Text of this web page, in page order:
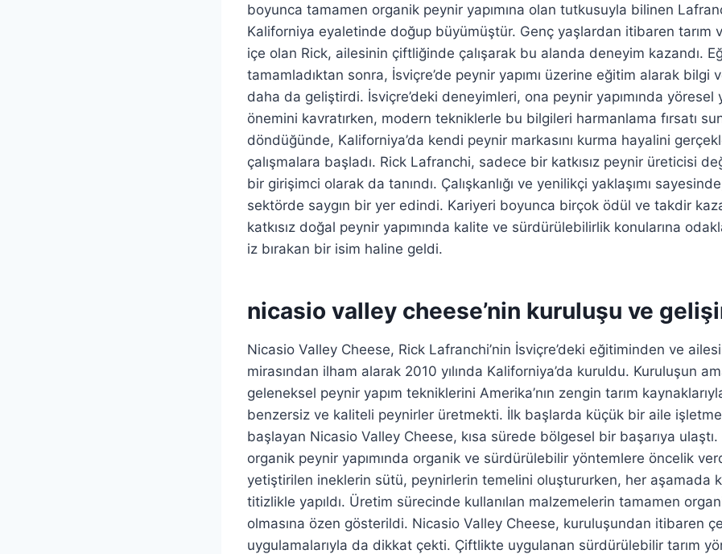
boyunca tamamen organik peynir yapımına olan tutkusuyla bilinen
Kaliforniya eyaletinde doğup büyümüştür. Genç yaşlardan itibaren tarım
içe olan Rick, ailesinin çiftliğinde çalışarak bu alanda deneyim kazandı.
tamamladıktan sonra, İsviçre’de peynir yapımı üzerine eğitim alarak bilgi
daha da geliştirdi. İsviçre’deki deneyimleri, ona peynir yapımında yöresel
önemini kavratırken, modern tekniklerle bu bilgileri harmanlama fırsatı
döndüğünde, Kaliforniya’da kendi peynir markasını kurma hayalini
çalışmalara başladı. Rick Lafranchi, sadece bir katkısız peynir üreticisi
bir girişimci olarak da tanındı. Çalışkanlığı ve yenilikçi yaklaşımı
sektörde saygın bir yer edindi. Kariyeri boyunca birçok ödül ve takdir
katkısız doğal peynir yapımında kalite ve sürdürülebilirlik konularına
iz bırakan bir isim haline geldi.
nicasio valley cheese’nin kuruluşu ve
Nicasio Valley Cheese, Rick Lafranchi’nin İsviçre’deki eğitiminden ve
mirasından ilham alarak 2010 yılında Kaliforniya’da kuruldu. Kuruluşun
geleneksel peynir yapım tekniklerini Amerika’nın zengin tarım
benzersiz ve kaliteli peynirler üretmekti. İlk başlarda küçük bir aile
başlayan Nicasio Valley Cheese, kısa sürede bölgesel bir başarıya
organik peynir yapımında organik ve sürdürülebilir yöntemlere öncelik
yetiştirilen ineklerin sütü, peynirlerin temelini oluştururken, her aşamada
titizlikle yapıldı. Üretim sürecinde kullanılan malzemelerin tamamen
olmasına özen gösterildi. Nicasio Valley Cheese, kuruluşundan itibaren
uygulamalarıyla da dikkat çekti. Çiftlikte uygulanan sürdürülebilir tarım